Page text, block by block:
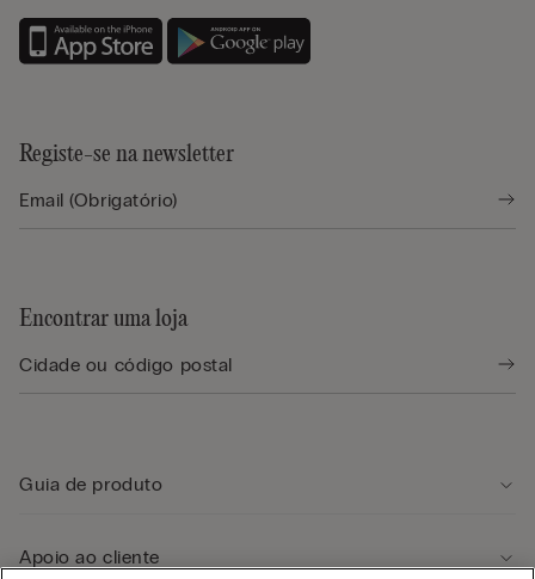
Registe-se na newsletter
Encontrar uma loja
Guia de produto
Apoio ao cliente